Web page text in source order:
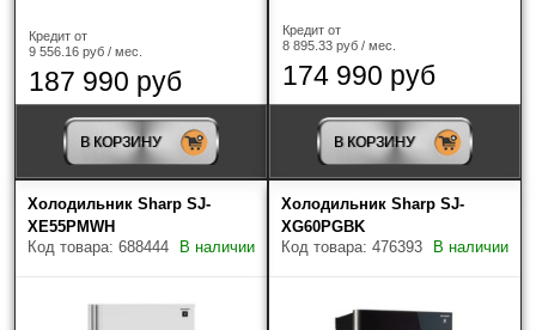
Кредит от
9 556.16 руб / мес.
187 990 руб
В КОРЗИНУ
Кредит от
8 895.33 руб / мес.
174 990 руб
В КОРЗИНУ
Холодильник Sharp SJ-
XE55PMWH
Код товара: 688444
В наличии
Холодильник Sharp SJ-
XG60PGBK
Код товара: 476393
В наличии